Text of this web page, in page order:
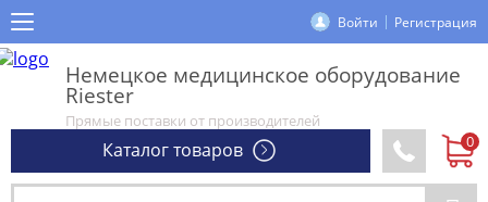
Войти Регистрация
Немецкое медицинское оборудование
Riester
Прямые поставки от производителей
Каталог товаров